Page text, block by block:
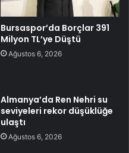
Bursaspor’da Borçlar 391
Milyon TL’ye Düştü
Ağustos 6, 2026
Almanya’da Ren Nehri su
seviyeleri rekor düşüklüğe
ulaştı
Ağustos 6, 2026